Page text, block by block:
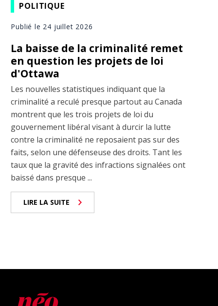
POLITIQUE
Publié le 24 juillet 2026
La baisse de la criminalité remet
en question les projets de loi
d'Ottawa
Les nouvelles statistiques indiquant que la
criminalité a reculé presque partout au Canada
montrent que les trois projets de loi du
gouvernement libéral visant à durcir la lutte
contre la criminalité ne reposaient pas sur des
faits, selon une défenseuse des droits. Tant les
taux que la gravité des infractions signalées ont
baissé dans presque ...
LIRE LA SUITE